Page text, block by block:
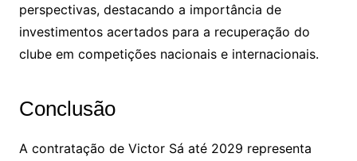
perspectivas, destacando a importância de
investimentos acertados para a recuperação do
clube em competições nacionais e internacionais.
Conclusão
A contratação de Victor Sá até 2029 representa